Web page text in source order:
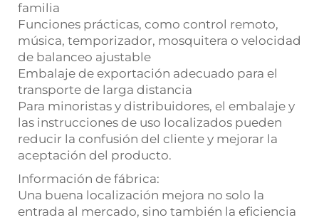
familia
Funciones prácticas, como control remoto,
música, temporizador, mosquitera o velocidad
de balanceo ajustable
Embalaje de exportación adecuado para el
transporte de larga distancia
Para minoristas y distribuidores, el embalaje y
las instrucciones de uso localizados pueden
reducir la confusión del cliente y mejorar la
aceptación del producto.
Información de fábrica:
Una buena localización mejora no solo la
entrada al mercado, sino también la eficiencia